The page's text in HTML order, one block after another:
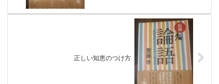
正しい知恵のつけ方